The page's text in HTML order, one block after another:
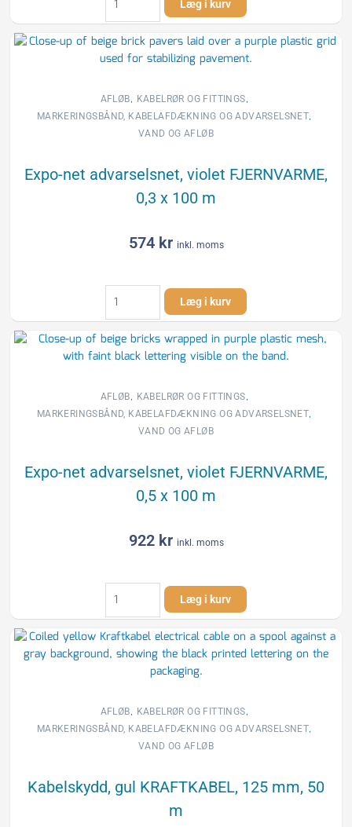
net
advarselsnet,
rød
STÆRKSTRØM,
x
100
Læg i kurv
AFLØB, KABELRØR OG FITTINGS,
MARKERINGSBÅND, KABELAFDÆKNING OG ADVARSELSNET,
VAND OG AFLØB
Expo-net advarselsnet, violet FJERNVARME,
0,3 x 100 m
574 kr inkl. moms
Expo-
net
advarselsnet,
violet
FJERNVARME,
x
100
Læg i kurv
AFLØB, KABELRØR OG FITTINGS,
MARKERINGSBÅND, KABELAFDÆKNING OG ADVARSELSNET,
VAND OG AFLØB
Expo-net advarselsnet, violet FJERNVARME,
0,5 x 100 m
922 kr inkl. moms
Expo-
net
advarselsnet,
violet
FJERNVARME,
100
m
Læg i kurv
AFLØB, KABELRØR OG FITTINGS,
MARKERINGSBÅND, KABELAFDÆKNING OG ADVARSELSNET,
VAND OG AFLØB
Kabelskydd, gul KRAFTKABEL, 125 mm, 50
m